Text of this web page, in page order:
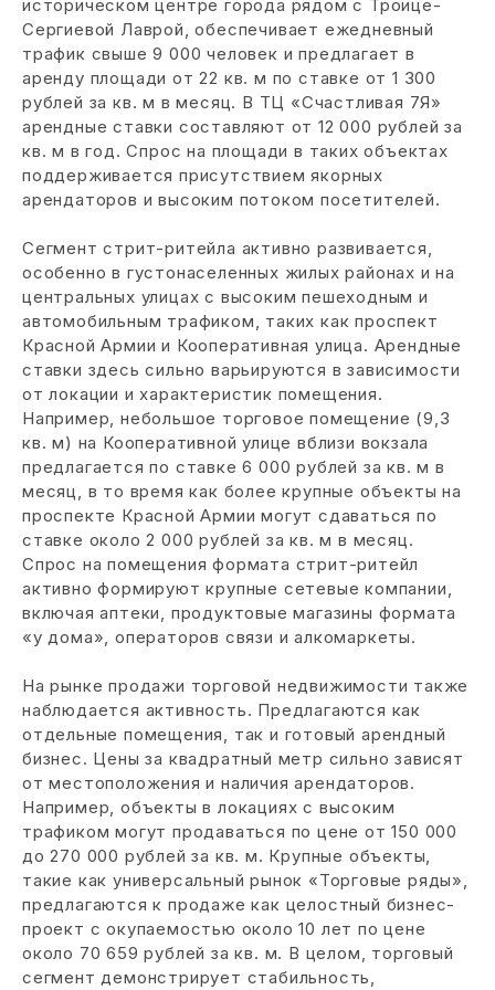
историческом центре города рядом с Троице-
Сергиевой Лаврой, обеспечивает ежедневный
трафик свыше 9 000 человек и предлагает в
аренду площади от 22 кв. м по ставке от 1 300
рублей за кв. м в месяц. В ТЦ «Счастливая 7Я»
арендные ставки составляют от 12 000 рублей за
кв. м в год. Спрос на площади в таких объектах
поддерживается присутствием якорных
арендаторов и высоким потоком посетителей.
Сегмент стрит-ритейла активно развивается,
особенно в густонаселенных жилых районах и на
центральных улицах с высоким пешеходным и
автомобильным трафиком, таких как проспект
Красной Армии и Кооперативная улица. Арендные
ставки здесь сильно варьируются в зависимости
от локации и характеристик помещения.
Например, небольшое торговое помещение (9,3
кв. м) на Кооперативной улице вблизи вокзала
предлагается по ставке 6 000 рублей за кв. м в
месяц, в то время как более крупные объекты на
проспекте Красной Армии могут сдаваться по
ставке около 2 000 рублей за кв. м в месяц.
Спрос на помещения формата стрит-ритейл
активно формируют крупные сетевые компании,
включая аптеки, продуктовые магазины формата
«у дома», операторов связи и алкомаркеты.
На рынке продажи торговой недвижимости также
наблюдается активность. Предлагаются как
отдельные помещения, так и готовый арендный
бизнес. Цены за квадратный метр сильно зависят
от местоположения и наличия арендаторов.
Например, объекты в локациях с высоким
трафиком могут продаваться по цене от 150 000
до 270 000 рублей за кв. м. Крупные объекты,
такие как универсальный рынок «Торговые ряды»,
предлагаются к продаже как целостный бизнес-
проект с окупаемостью около 10 лет по цене
около 70 659 рублей за кв. м. В целом, торговый
сегмент демонстрирует стабильность,